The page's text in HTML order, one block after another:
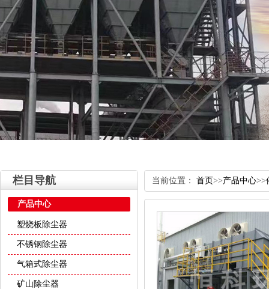
栏目导航
产品中心
塑烧板除尘器
不锈钢除尘器
气箱式除尘器
矿山除尘器
当前位置： 首页>>产品中心>>